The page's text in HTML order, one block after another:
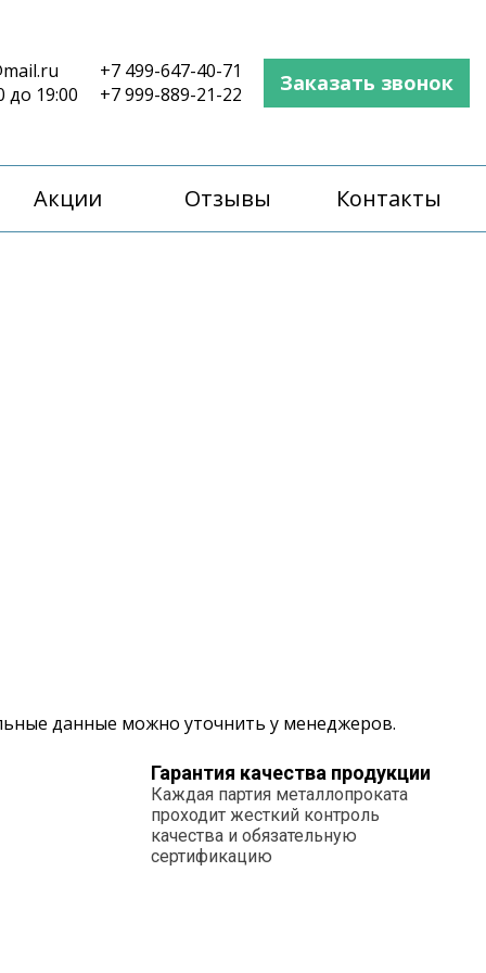
до 19:00
+7 499-647-40-71
+7 999-889-21-22
Заказать звонок
Акции Отзывы Контакты
данные можно уточнить у менеджеров.
Гарантия качества продукции
Каждая партия металлопроката
проходит жесткий контроль
качества и обязательную
сертификацию